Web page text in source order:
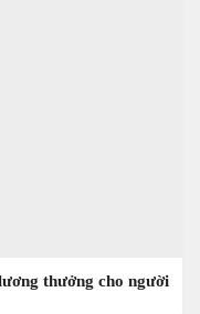
thưởng cho người